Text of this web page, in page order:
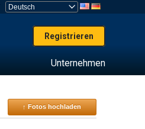
Registrieren
Unternehmen
↑ Fotos hochladen